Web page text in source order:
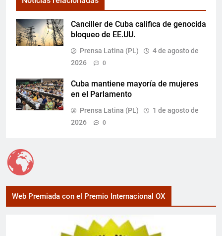
Canciller de Cuba califica de genocida
bloqueo de EE.UU.
Prensa Latina (PL)
4 de agosto de
2026
0
Cuba mantiene mayoría de mujeres
en el Parlamento
Prensa Latina (PL)
1 de agosto de
2026
0
Web Premiada con el Premio Internacional OX